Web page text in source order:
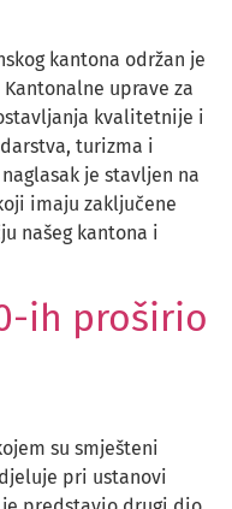
kantona održan je
uprave za
kvalitetnije i
turizma i
je stavljen na
imaju zaključene
našeg kantona i
ih proširio
su smješteni
pri ustanovi